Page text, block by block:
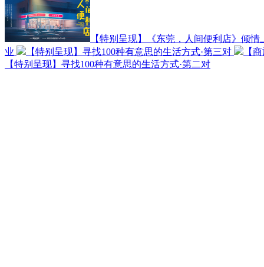
【特别呈现】《东莞，人间便利店》倾
业
【特别呈现】寻找100种有意思的生活方式·第三对
【
【特别呈现】寻找100种有意思的生活方式·第二对